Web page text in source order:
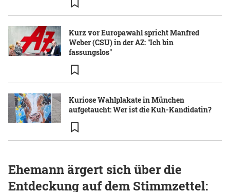
Kurz vor Europawahl spricht Manfred
Weber (CSU) in der AZ: "Ich bin
fassungslos"
Kuriose Wahlplakate in München
aufgetaucht: Wer ist die Kuh-Kandidatin?
Ehemann ärgert sich über die
Entdeckung auf dem Stimmzettel: